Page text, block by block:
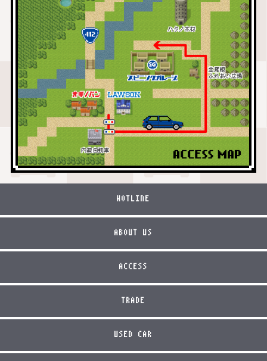
HOTLINE
ABOUT US
ACCESS
TRADE
USED CAR